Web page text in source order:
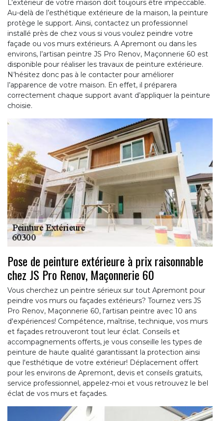
L’extérieur de votre maison doit toujours être impeccable.
Au-delà de l’esthétique extérieure de la maison, la peinture
protège le support. Ainsi, contactez un professionnel
installé près de chez vous si vous voulez peindre votre
façade ou vos murs extérieurs. A Apremont ou dans les
environs, l’artisan peintre JS Pro Renov, Maçonnerie 60 est
disponible pour réaliser les travaux de peinture extérieure.
N’hésitez donc pas à le contacter pour améliorer
l’apparence de votre maison. En effet, il préparera
correctement chaque support avant d’appliquer la peinture
choisie.
Pose de peinture extérieure à prix raisonnable
chez JS Pro Renov, Maçonnerie 60
Vous cherchez un peintre sérieux sur tout Apremont pour
peindre vos murs ou façades extérieurs? Tournez vers JS
Pro Renov, Maçonnerie 60, l'artisan peintre avec 10 ans
d'expériences! Compétence, maîtrise, technique, vos murs
et façades retrouveront tout leur éclat. Conseils et
accompagnements offerts, je vous conseille les types de
peinture de haute qualité garantissant la protection ainsi
que l'esthétique de votre extérieur! Déplacement offert
pour les environs de Apremont, devis et conseils gratuits,
service professionnel, appelez-moi et vous retrouvez le bel
éclat de vos murs et façades.